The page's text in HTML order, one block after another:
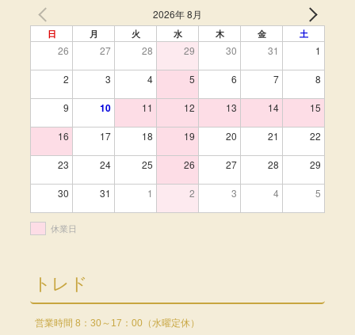
2026年 8月
日 月 火 水 木 金 土
26 27 28 29 30 31 1
2 3 4 5 6 7 8
9 10 11 12 13 14 15
16 17 18 19 20 21 22
23 24 25 26 27 28 29
30 31 1 2 3 4 5
休業日
トレド
営業時間 8：30～17：00（水曜定休）